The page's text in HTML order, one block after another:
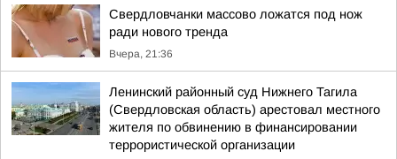
Свердловчанки массово ложатся под нож
ради нового тренда
Вчера, 21:36
Ленинский районный суд Нижнего Тагила
(Свердловская область) арестовал местного
жителя по обвинению в финансировании
террористической организации